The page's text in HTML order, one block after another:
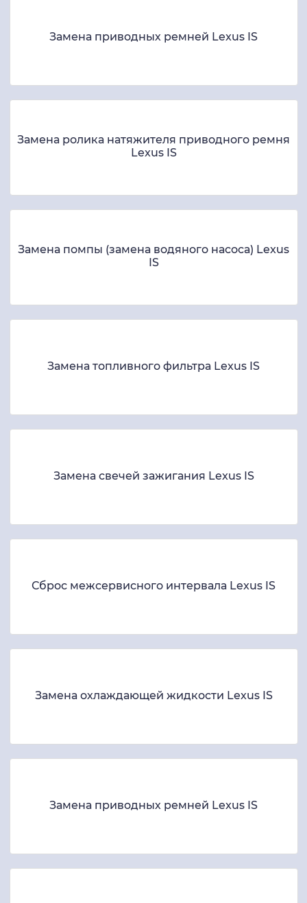
Замена приводных ремней Lexus IS
Замена ролика натяжителя приводного ремня
Lexus IS
Замена помпы (замена водяного насоса) Lexus
IS
Замена топливного фильтра Lexus IS
Замена свечей зажигания Lexus IS
Сброс межсервисного интервала Lexus IS
Замена охлаждающей жидкости Lexus IS
Замена приводных ремней Lexus IS